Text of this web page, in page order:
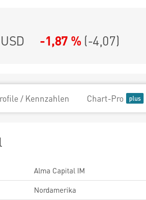
-1,87 % (-4,07)
/ Kennzahlen Chart-Pro
Alma Capital IM
Nordamerika